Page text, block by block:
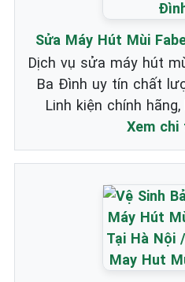
Sửa Máy Hút Mùi
Dịch vụ sửa máy hút
Ba Đình uy tín chất
Linh kiện chính
Xem chi